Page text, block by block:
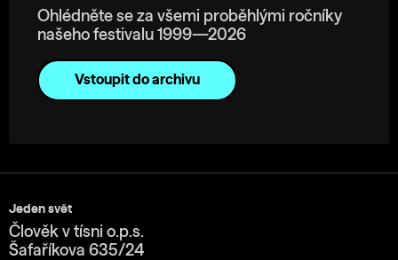
Ohlédněte se za všemi proběhlými ročníky
našeho festivalu 1999—2026
Vstoupit do archivu
Jeden svět
Člověk v tísni o.p.s.
Šafaříkova 635/24